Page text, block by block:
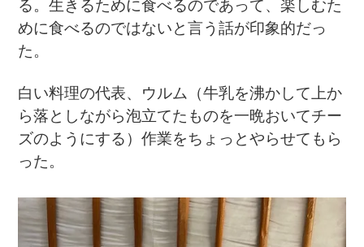
る。生きるために食べるのであって、楽しむた
めに食べるのではないと言う話が印象的だっ
た。
白い料理の代表、ウルム（牛乳を沸かして上か
ら落としながら泡立てたものを一晩おいてチー
ズのようにする）作業をちょっとやらせてもら
った。